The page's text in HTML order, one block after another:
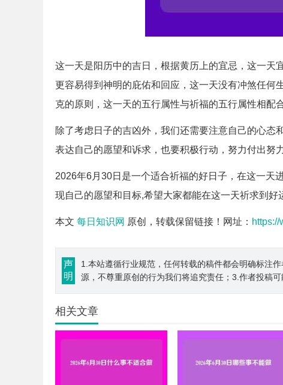
这一天是阳历中的吉日，根据黄历上的宜忌，这一天
更容易得到神明的庇佑和回应，这一天没有冲煞任何
克的原则，这一天的五行属性与祈福的五行属性相配
除了考虑日子的吉凶外，我们还需要注意自己的心
表达自己的愿望和诉求，也要积极行动，努力付出努
2026年6月30日是一个适合祈福的好日子，在这一天
现自己的愿望和目标,希望大家都能在这一天祈求到好
本文 每日知识网 原创，转载保留链接！网址：
声
明
1.本站遵循行业规范，任何转载的稿件都会明确标注
源，不尊重原创的行为我们将追究责任；3.作者投稿可
相关文章